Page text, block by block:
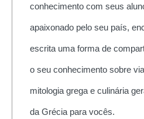
conhecimento com seus
apaixonado pelo seu país,
escrita uma forma de
o seu conhecimento sobre
mitologia grega e culinária
da Grécia para vocês.